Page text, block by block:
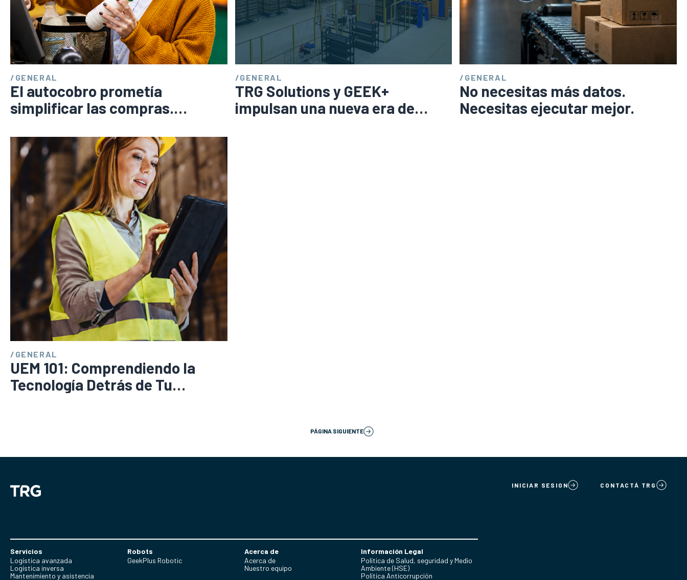
/ GENERAL
El autocobro prometía
simplificar las compras.
/GENERAL
TRG Solutions y GEEK+
impulsan una nueva era de
/ GENERAL
No necesitas más datos.
Necesitas ejecutar mejor.
/ GENERAL
UEM 101: Comprendiendo la
Tecnología Detrás de Tu
PÁGINA SIGUIENTE
INICIAR SESION CONTACTÁ TRG
Servicios
Logística avanzada
Logística inversa
Mantenimiento y asistencia
Robots
GeekPlus Robotic
Acerca de
Acerca de
Nuestro equipo
Información Legal
Política de Salud, seguridad y Medio
Ambiente (HSE)
Política Anticorrupción